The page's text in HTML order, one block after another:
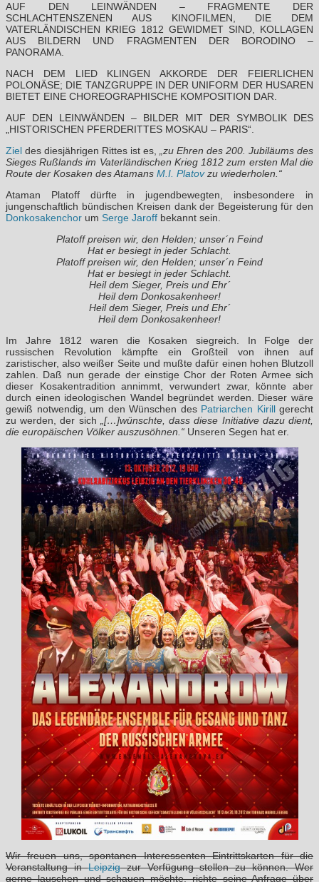
AUF DEN LEINWÄNDEN – FRAGMENTE DER
SCHLACHTENSZENEN AUS KINOFILMEN, DIE DEM
VATERLÄNDISCHEN KRIEG 1812 GEWIDMET SIND, KOLLAGEN
AUS BILDERN UND FRAGMENTEN DER BORODINO –
PANORAMA.
NACH DEM LIED KLINGEN AKKORDE DER FEIERLICHEN
POLONÄSE; DIE TANZGRUPPE IN DER UNIFORM DER HUSAREN
BIETET EINE CHOREOGRAPHISCHE KOMPOSITION DAR.
AUF DEN LEINWÄNDEN – BILDER MIT DER SYMBOLIK DES
„HISTORISCHEN PFERDERITTES MOSKAU – PARIS“.
Ziel des diesjährigen Rittes ist es, „zu Ehren des 200. Jubiläums des
Sieges Rußlands im Vaterländischen Krieg 1812 zum ersten Mal die
Route der Kosaken des Atamans M.I. Platovzu wiederholen.“
Ataman Platoff dürfte in jugendbewegten, insbesondere in
jungenschaftlich bündischen Kreisen dank der Begeisterung für den
Donkosakenchor um Serge Jaroff bekannt sein.
Platoff preisen wir, den Helden; unser´n Feind
Hat er besiegt in jeder Schlacht.
Platoff preisen wir, den Helden; unser´n Feind
Hat er besiegt in jeder Schlacht.
Heil dem Sieger, Preis und Ehr´
Heil dem Donkosakenheer!
Heil dem Sieger, Preis und Ehr´
Heil dem Donkosakenheer!
Im Jahre 1812 waren die Kosaken siegreich. In Folge der
russischen Revolution kämpfte ein Großteil von ihnen auf
zaristischer, also weißer Seite und mußte dafür einen hohen Blutzoll
zahlen. Daß nun gerade der einstige Chor der Roten Armee sich
dieser Kosakentradition annimmt, verwundert zwar, könnte aber
durch einen ideologischen Wandel begründet werden. Dieser wäre
gewiß notwendig, um den Wünschen des Patriarchen Kirillgerecht
zu werden, der sich „[…]wünschte, dass diese Initiative dazu dient,
die europäischen Völker auszusöhnen.“ Unseren Segen hat er.
Wir freuen uns, spontanen Interessenten Eintrittskarten für die
Veranstaltung inLeipzigzur Verfügung stellen zu können. Wer
gerne lauschen und schauen möchte, richte seine Anfrage über